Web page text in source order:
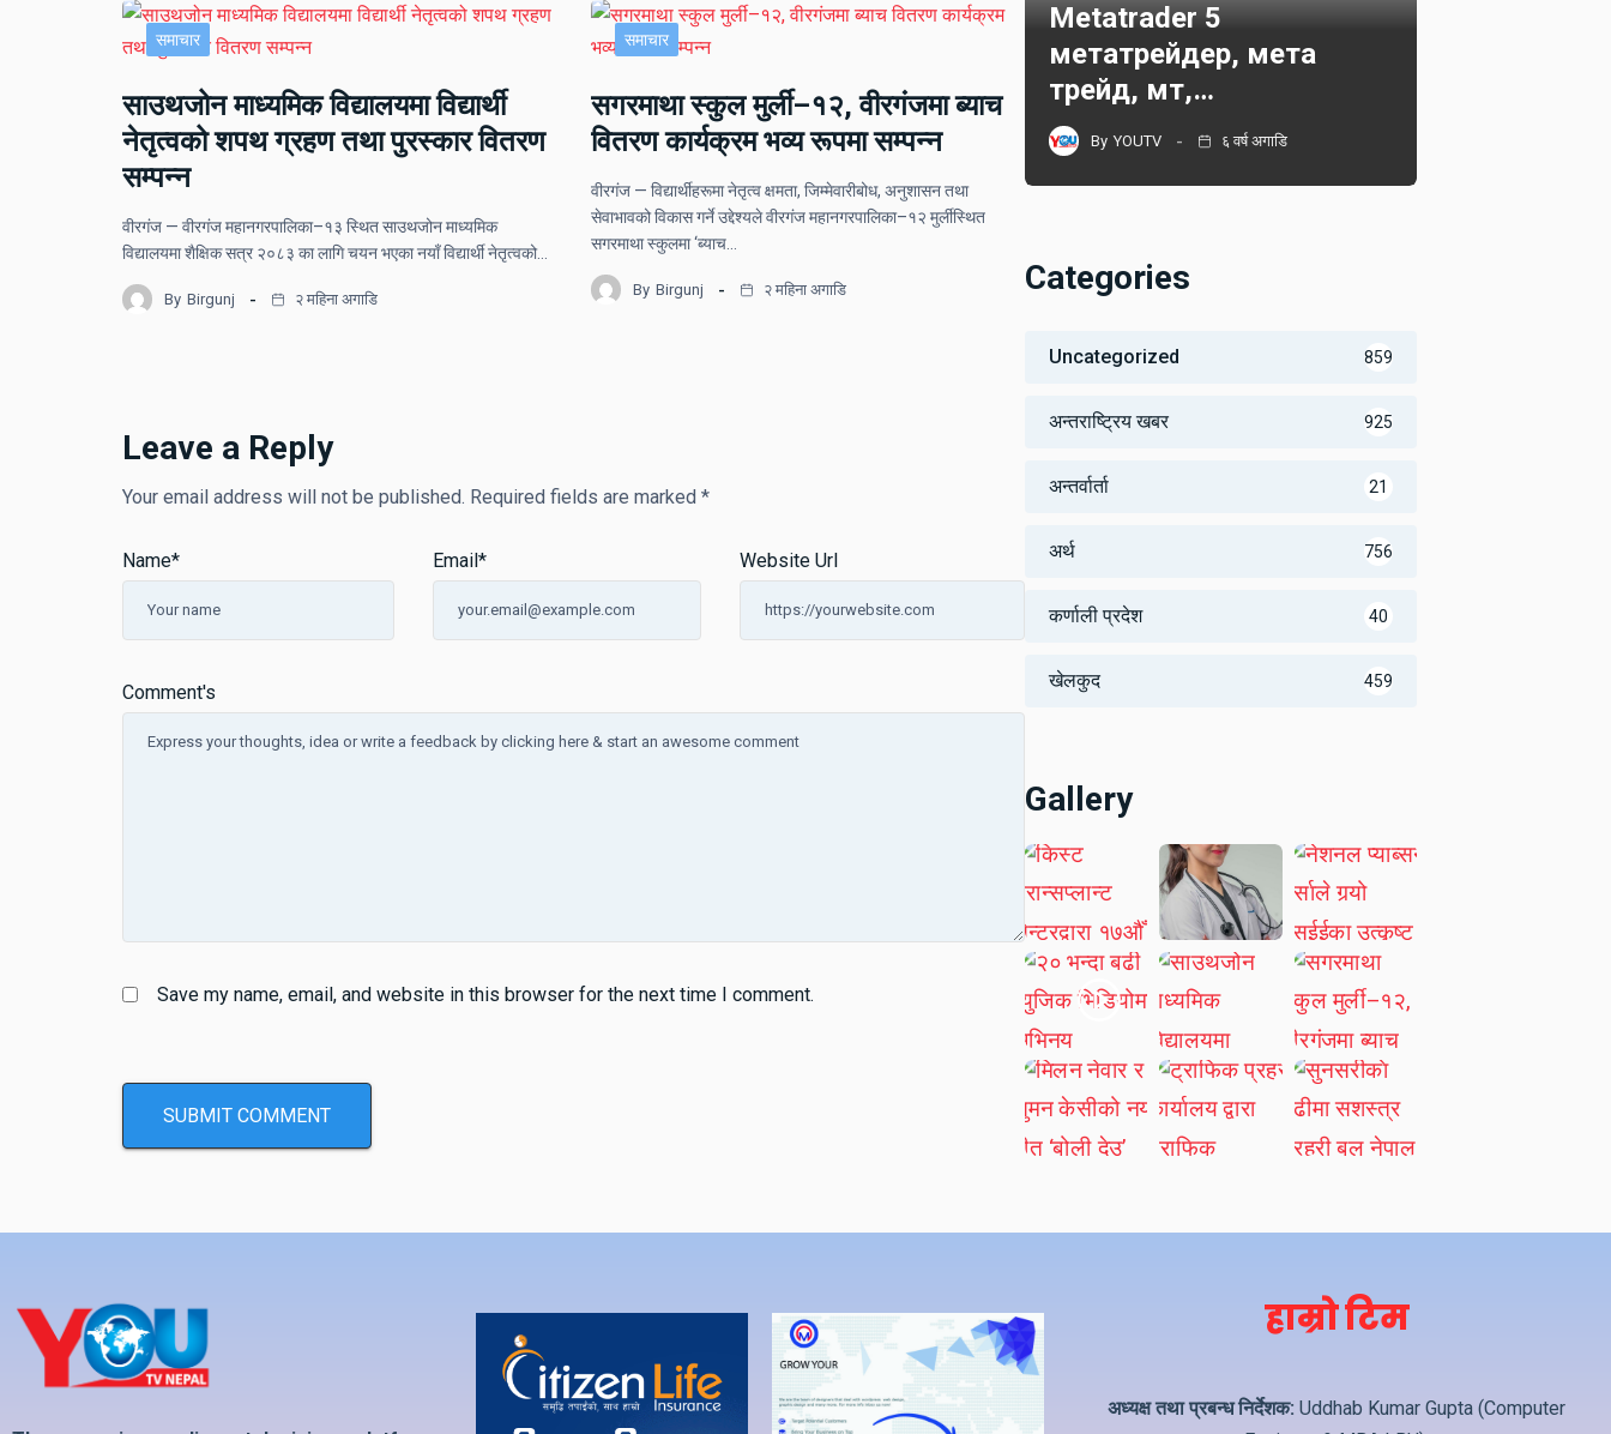
समाचार
साउथजोन माध्यमिक विद्यालयमा विद्यार्थी
नेतृत्वको शपथ ग्रहण तथा पुरस्कार वितरण
सम्पन्न
वीरगंज — वीरगंज महानगरपालिका–१३ स्थित साउथजोन माध्यमिक
विद्यालयमा शैक्षिक सत्र २०८३ का लागि चयन भएका नयाँ विद्यार्थी नेतृत्वको…
By Birgunj २ महिना अगाडि
समाचार
सगरमाथा स्कुल मुर्ली–१२, वीरगंजमा ब्याच
वितरण कार्यक्रम भव्य रूपमा सम्पन्न
वीरगंज — विद्यार्थीहरूमा नेतृत्व क्षमता, जिम्मेवारीबोध, अनुशासन तथा
सेवाभावको विकास गर्ने उद्देश्यले वीरगंज महानगरपालिका–१२ मुर्लीस्थित
सगरमाथा स्कुलमा ‘ब्याच…
By Birgunj २ महिना अगाडि
Leave a Reply
Your email address will not be published. Required fields are marked *
Comment's
Name* Email* Website Url
Save my name, email, and website in this browser for the next time I comment.
Metatrader 5
метатрейдер, мета
трейд, мт,…
By YOUTV ६ वर्ष अगाडि
Categories
Uncategorized 859
अन्तराष्ट्रिय खबर 925
अन्तर्वार्ता 21
अर्थ 756
कर्णाली प्रदेश 40
खेलकुद 459
Gallery
हाम्रो टिम
अध्यक्ष तथा प्रबन्ध निर्देशक:Uddhab Kumar Gupta (Computer